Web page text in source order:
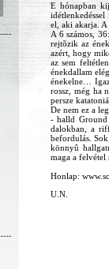
E hónapban
el, aki akarja.
A 6 számos,
rejtõzik az
azért, hogy
az sem
énekdallam
énekelne…
rossz, még ha
persze
De nem ez a
- halld Ground
dalokban, a
befordulás.
könnyû
maga a felvétel
Honlap:
U.N.